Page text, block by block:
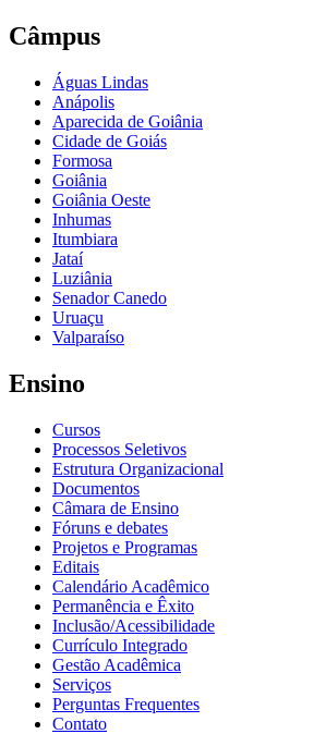
Câmpus
Águas Lindas
Anápolis
Aparecida de Goiânia
Cidade de Goiás
Formosa
Goiânia
Goiânia Oeste
Inhumas
Itumbiara
Jataí
Luziânia
Senador Canedo
Uruaçu
Valparaíso
Ensino
Cursos
Processos Seletivos
Estrutura Organizacional
Documentos
Câmara de Ensino
Fóruns e debates
Projetos e Programas
Editais
Calendário Acadêmico
Permanência e Êxito
Inclusão/Acessibilidade
Currículo Integrado
Gestão Acadêmica
Serviços
Perguntas Frequentes
Contato